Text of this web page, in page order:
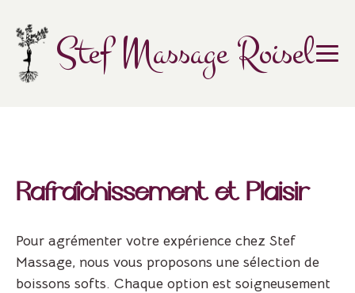
content
Stef Massage Roisel
Rafraîchissement et Plaisir
Pour agrémenter votre expérience chez Stef
Massage, nous vous proposons une sélection de
boissons softs. Chaque option est soigneusement